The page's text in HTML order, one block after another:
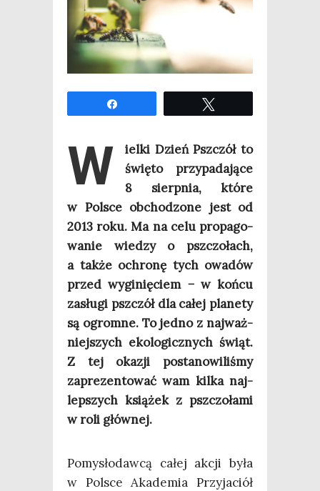
W
iel­ki Dzień Psz­czół to
świę­to przy­pa­da­ją­ce
8 sierp­nia, któ­re
w Pol­sce obcho­dzo­ne jest od
2013 roku. Ma na celu pro­pa­go­
wa­nie wie­dzy o psz­czo­łach,
a tak­że ochro­nę tych owa­dów
przed wygi­nię­ciem − w koń­cu
zasłu­gi psz­czół dla całej pla­ne­ty
są ogrom­ne. To jed­no z naj­waż­
niej­szych eko­lo­gicz­nych świąt.
Z tej oka­zji posta­no­wi­li­śmy
zapre­zen­to­wać wam kil­ka naj­
lep­szych ksią­żek z psz­czo­ła­mi
w roli głównej.
Pomy­sło­daw­cą całej akcji była
w Pol­sce Aka­de­mia Przy­ja­ciół